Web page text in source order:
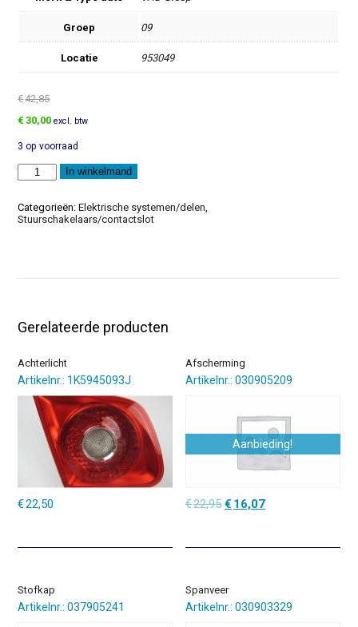
Groep 09
Locatie 953049
€42,85
Oorspronkelijke
was:
€42,85.
€30,00Huidige
is:
€30,00.
excl. btw
3 op voorraad
Knipperlicht
aantal
In winkelmand
Categorieën:Elektrische systemen/delen,
Stuurschakelaars/contactslot
Gerelateerde producten
Achterlicht
Artikelnr.: 1K5945093J
€22,50
Afscherming
Artikelnr.: 030905209
Aanbieding!
€22,95 Oorspronkelijke
€22,95.
€ 16,07Huidige
€16,07.
Stofkap
Artikelnr.: 037905241
Spanveer
Artikelnr.: 030903329